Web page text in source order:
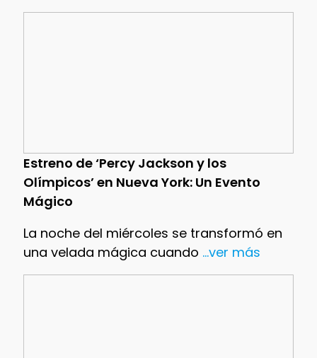
Estreno de ‘Percy Jackson y los
Olímpicos’ en Nueva York: Un Evento
Mágico
La noche del miércoles se transformó en
una velada mágica cuando ...ver más